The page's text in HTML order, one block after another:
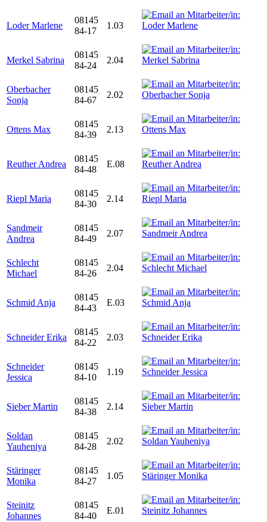
Loder Marlene
08145
84-17
1.03
Merkel Sabrina
08145
84-24
2.04
Oberbacher
Sonja
08145
84-67
2.02
Ottens Max
08145
84-39
2.13
Reuther Andrea
08145
84-48
E.08
Riepl Maria
08145
84-30
2.14
Sandmeir
Andrea
08145
84-49
2.07
Schlecht
Michael
08145
84-26
2.04
Schmid Anja
08145
84-43
E.03
Schneider Erika
08145
84-22
2.03
Schneider
Jessica
08145
84-10
1.19
Sieber Martin
08145
84-38
2.14
Soldan
Yauheniya
08145
84-28
2.02
Stäringer
Monika
08145
84-27
1.05
Steinitz
Johannes
08145
84-40
E.01